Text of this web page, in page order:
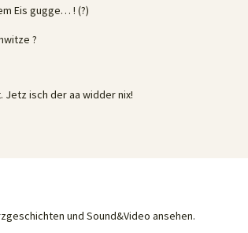
Eis gugge… ! (?)
?
Jetz isch der aa widder nix!
und Sound&Video ansehen.